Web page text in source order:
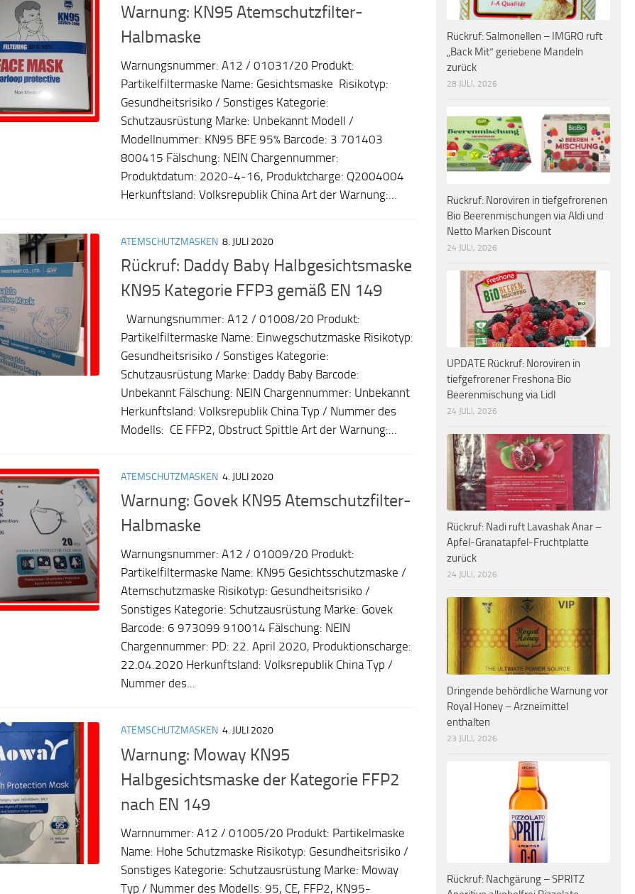
Warnung: KN95 Atemschutzfilter-
Halbmaske
Warnungsnummer: A12 / 01031/20 Produkt:
Partikelfiltermaske Name: Gesichtsmaske Risikotyp:
Gesundheitsrisiko / Sonstiges Kategorie:
Schutzausrüstung Marke: Unbekannt Modell /
Modellnummer: KN95 BFE 95% Barcode: 3 701403
800415 Fälschung: NEIN Chargennummer:
Produktdatum: 2020-4-16, Produktcharge: Q2004004
Herkunftsland: Volksrepublik China Art der Warnung:...
ATEMSCHUTZMASKEN 8. JULI 2020
Rückruf: Daddy Baby Halbgesichtsmaske
KN95 Kategorie FFP3 gemäß EN 149
Warnungsnummer: A12 / 01008/20 Produkt:
Partikelfiltermaske Name: Einwegschutzmaske Risikotyp:
Gesundheitsrisiko / Sonstiges Kategorie:
Schutzausrüstung Marke: Daddy Baby Barcode:
Unbekannt Fälschung: NEIN Chargennummer: Unbekannt
Herkunftsland: Volksrepublik China Typ / Nummer des
Modells: CE FFP2, Obstruct Spittle Art der Warnung:...
ATEMSCHUTZMASKEN 4. JULI 2020
Warnung: Govek KN95 Atemschutzfilter-
Halbmaske
Warnungsnummer: A12 / 01009/20 Produkt:
Partikelfiltermaske Name: KN95 Gesichtsschutzmaske /
Atemschutzmaske Risikotyp: Gesundheitsrisiko /
Sonstiges Kategorie: Schutzausrüstung Marke: Govek
Barcode: 6 973099 910014 Fälschung: NEIN
Chargennummer: PD: 22. April 2020, Produktionscharge:
22.04.2020 Herkunftsland: Volksrepublik China Typ /
Nummer des...
ATEMSCHUTZMASKEN 4. JULI 2020
Warnung: Moway KN95
Halbgesichtsmaske der Kategorie FFP2
nach EN 149
Warnnummer: A12 / 01005/20 Produkt: Partikelmaske
Name: Hohe Schutzmaske Risikotyp: Gesundheitsrisiko /
Sonstiges Kategorie: Schutzausrüstung Marke: Moway
Typ / Nummer des Modells: 95, CE, FFP2, KN95-
Rückruf: Salmonellen – IMGRO ruft
„Back Mit“ geriebene Mandeln
zurück
28 JULI, 2026
Rückruf: Noroviren in tiefgefrorenen
Bio Beerenmischungen via Aldi und
Netto Marken Discount
24 JULI, 2026
UPDATE Rückruf: Noroviren in
tiefgefrorener Freshona Bio
Beerenmischung via Lidl
24 JULI, 2026
Rückruf: Nadi ruft Lavashak Anar –
Apfel-Granatapfel-Fruchtplatte
zurück
24 JULI, 2026
Dringende behördliche Warnung vor
Royal Honey – Arzneimittel
enthalten
23 JULI, 2026
Rückruf: Nachgärung – SPRITZ